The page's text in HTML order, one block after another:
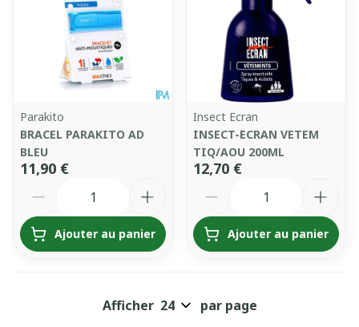
Parakito
BRACEL PARAKITO AD
BLEU
11,90 €
Ajouter au panier
Insect Ecran
INSECT-ECRAN VETEM
TIQ/AOU 200ML
12,70 €
Ajouter au panier
Afficher par page